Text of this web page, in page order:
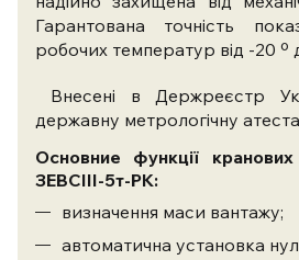
Гарантована точність
робочих температур від -20 º
Внесені в Держреєстр
державну метрологічну
Основние функції
ЗЕВСIII-5т-РК:
визначення маси вантажу;
автоматична установка